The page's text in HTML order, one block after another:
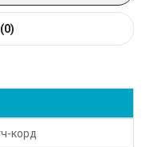
корд